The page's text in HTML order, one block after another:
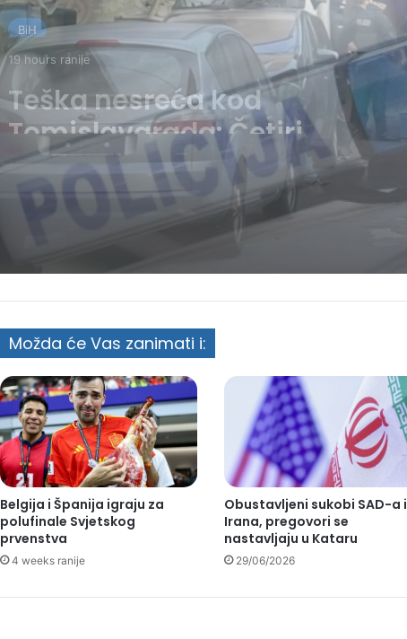
BiH
20 hours ranije
Uhapšeni organizatori
krijumčarenja migranata
preko BiH i Balkana
Možda će Vas zanimati i:
Belgija i Španija igraju za
polufinale Svjetskog
prvenstva
4 weeks ranije
Obustavljeni sukobi SAD-a i
Irana, pregovori se
nastavljaju u Kataru
29/06/2026